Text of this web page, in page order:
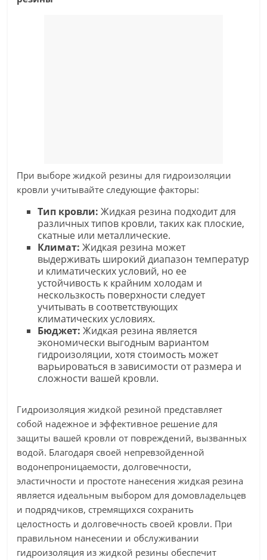
При выборе жидкой резины для гидроизоляции
кровли учитывайте следующие факторы:
Тип кровли: Жидкая резина подходит для
различных типов кровли, таких как плоские,
скатные или металлические.
Климат: Жидкая резина может
выдерживать широкий диапазон температур
и климатических условий, но ее
устойчивость к крайним холодам и
нескользкость поверхности следует
учитывать в соответствующих
климатических условиях.
Бюджет: Жидкая резина является
экономически выгодным вариантом
гидроизоляции, хотя стоимость может
варьироваться в зависимости от размера и
сложности вашей кровли.
Гидроизоляция жидкой резиной представляет
собой надежное и эффективное решение для
защиты вашей кровли от повреждений, вызванных
водой. Благодаря своей непревзойденной
водонепроницаемости, долговечности,
эластичности и простоте нанесения жидкая резина
является идеальным выбором для домовладельцев
и подрядчиков, стремящихся сохранить
целостность и долговечность своей кровли. При
правильном нанесении и обслуживании
гидроизоляция из жидкой резины обеспечит